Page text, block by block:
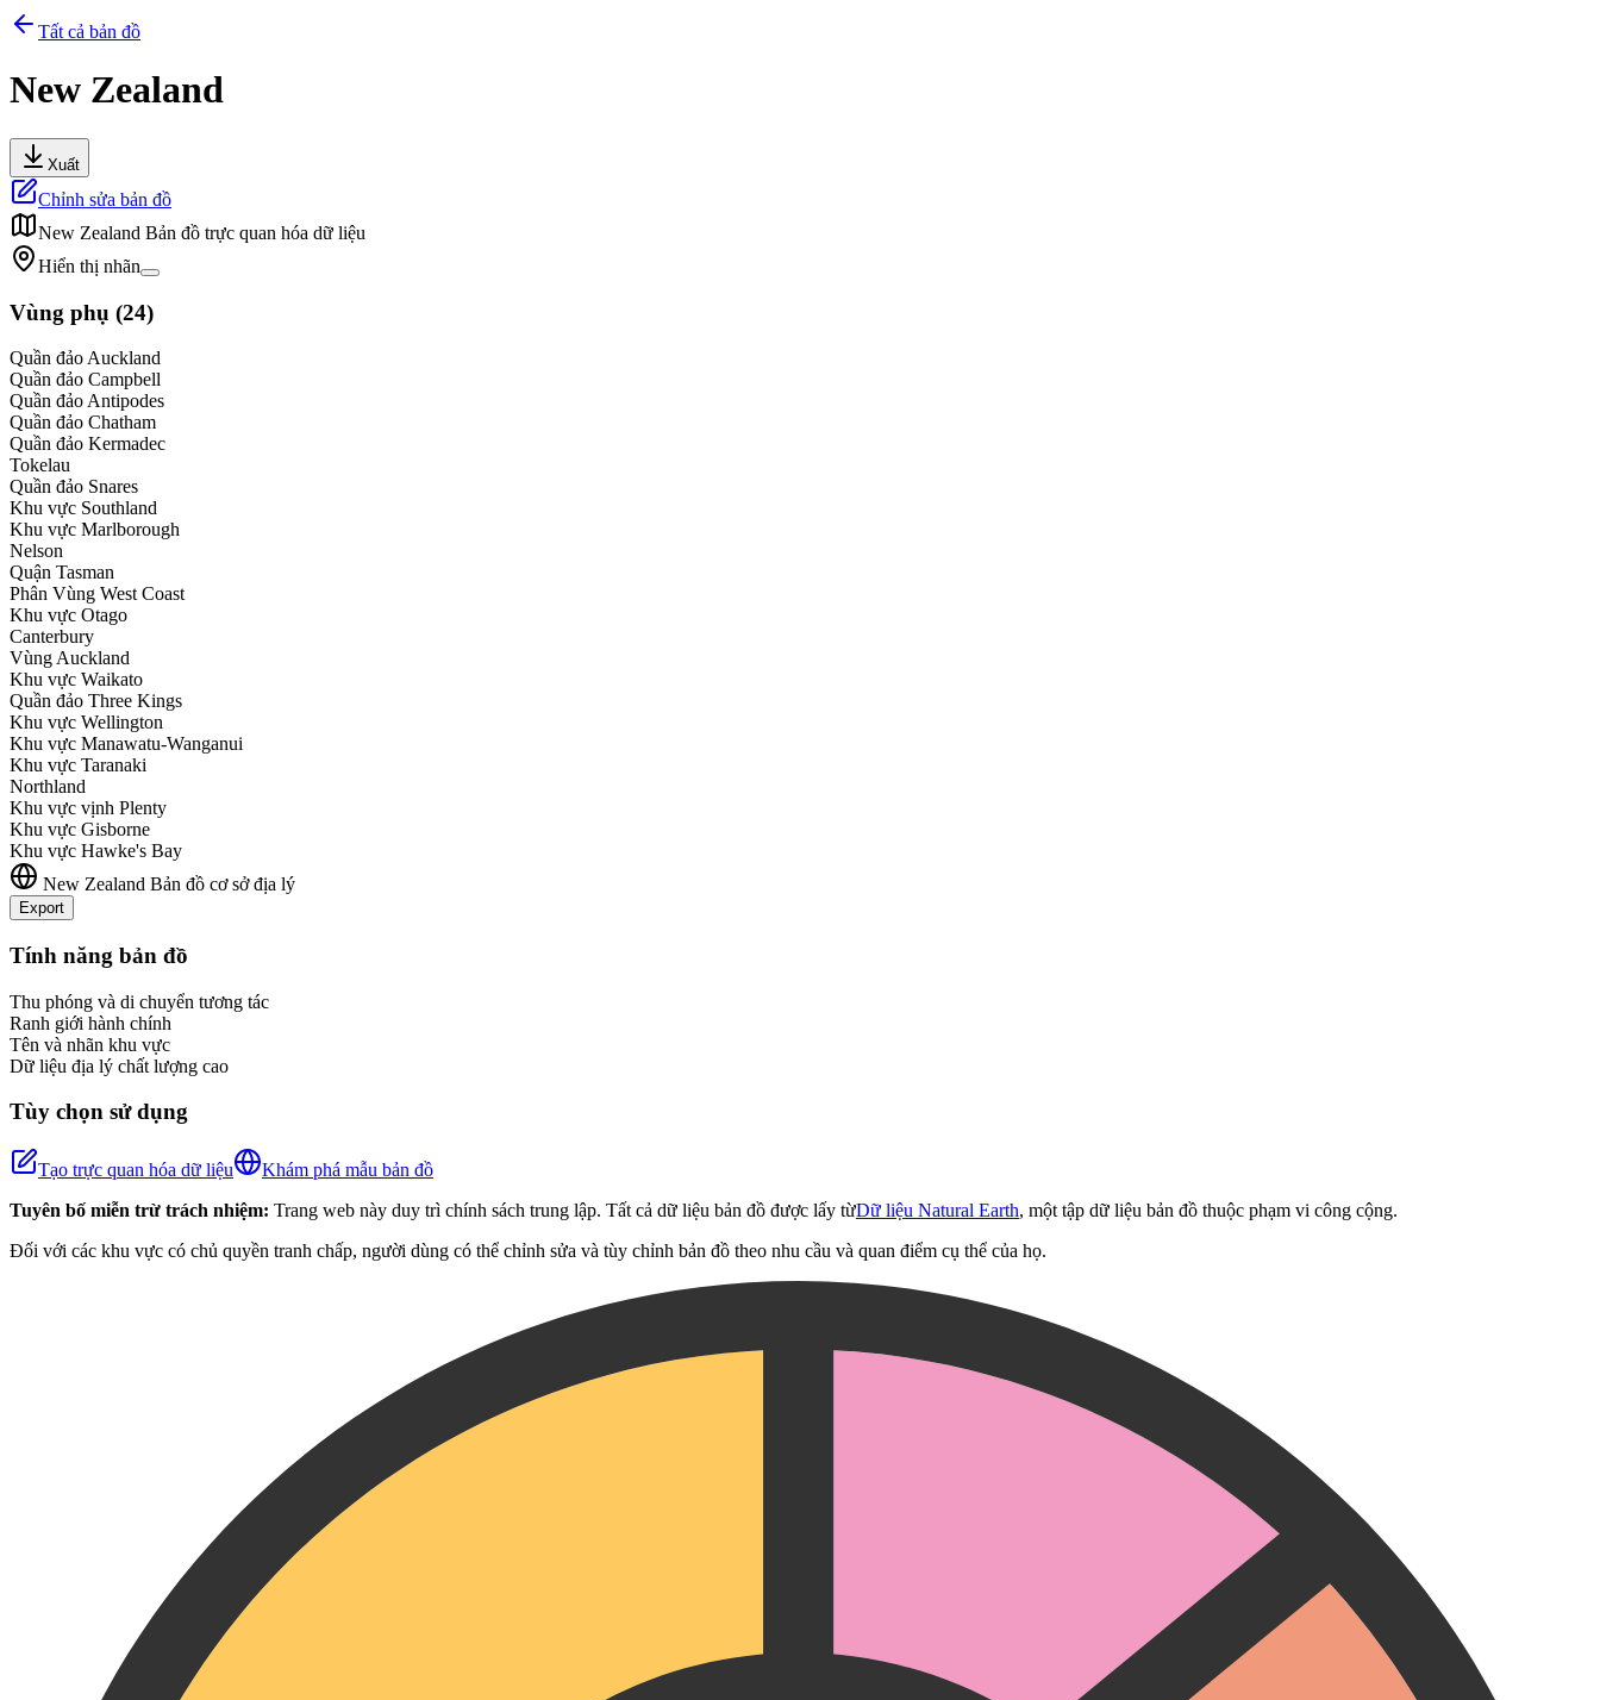
Tất cả bản đồ
New Zealand
Xuất
Chỉnh sửa bản đồ
New Zealand Bản đồ trực quan hóa dữ liệu
Hiển thị nhãn
Vùng phụ (24)
Quần đảo Auckland
Quần đảo Campbell
Quần đảo Antipodes
Quần đảo Chatham
Quần đảo Kermadec
Tokelau
Quần đảo Snares
Khu vực Southland
Khu vực Marlborough
Nelson
Quận Tasman
Phân Vùng West Coast
Khu vực Otago
Canterbury
Vùng Auckland
Khu vực Waikato
Quần đảo Three Kings
Khu vực Wellington
Khu vực Manawatu-Wanganui
Khu vực Taranaki
Northland
Khu vực vịnh Plenty
Khu vực Gisborne
Khu vực Hawke's Bay
New Zealand Bản đồ cơ sở địa lý
Export
+
Tính năng bản đồ
Thu phóng và di chuyển tương tác
Ranh giới hành chính
Tên và nhãn khu vực
Dữ liệu địa lý chất lượng cao
Tùy chọn sử dụng
Tạo trực quan hóa dữ liệu
Khám phá mẫu bản đồ
Tuyên bố miễn trừ trách nhiệm: Trang web này duy trì chính sách trung lập. Tất cả dữ liệu bản đồ được lấy từDữ liệu Natural Earth, một tập dữ liệu bản đồ thuộc phạm vi công cộng.
Đối với các khu vực có chủ quyền tranh chấp, người dùng có thể chỉnh sửa và tùy chỉnh bản đồ theo nhu cầu và quan điểm cụ thể của họ.